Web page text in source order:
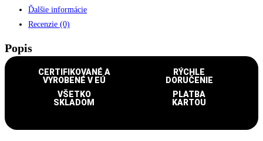
Ďalšie informácie
Recenzie (0)
Popis
CERTIFIKOVANÉ A
VYROBENÉ V EÚ
RÝCHLE
DORUČENIE
VŠETKO
SKLADOM
PLATBA
KARTOU